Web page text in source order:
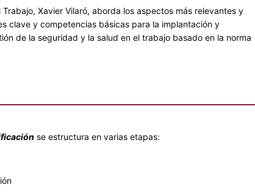
Xavier Vilaró, aborda los aspectos más relevantes y
clave y competencias básicas para la implantación y
de la seguridad y la salud en el trabajo basado en la norma
se estructura en varias etapas: